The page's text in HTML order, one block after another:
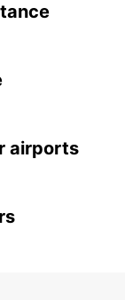
airports